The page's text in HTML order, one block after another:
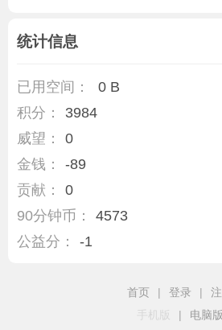
统计信息
已用空间：
0 B
积分：
3984
威望：
0
金钱：
-89
贡献：
0
90分钟币：
4573
公益分：
-1
首页 | 登录 |
手机版
| 电脑版